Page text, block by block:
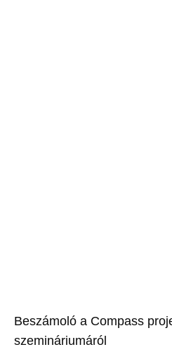
Beszámoló a Compass
szemináriumáról